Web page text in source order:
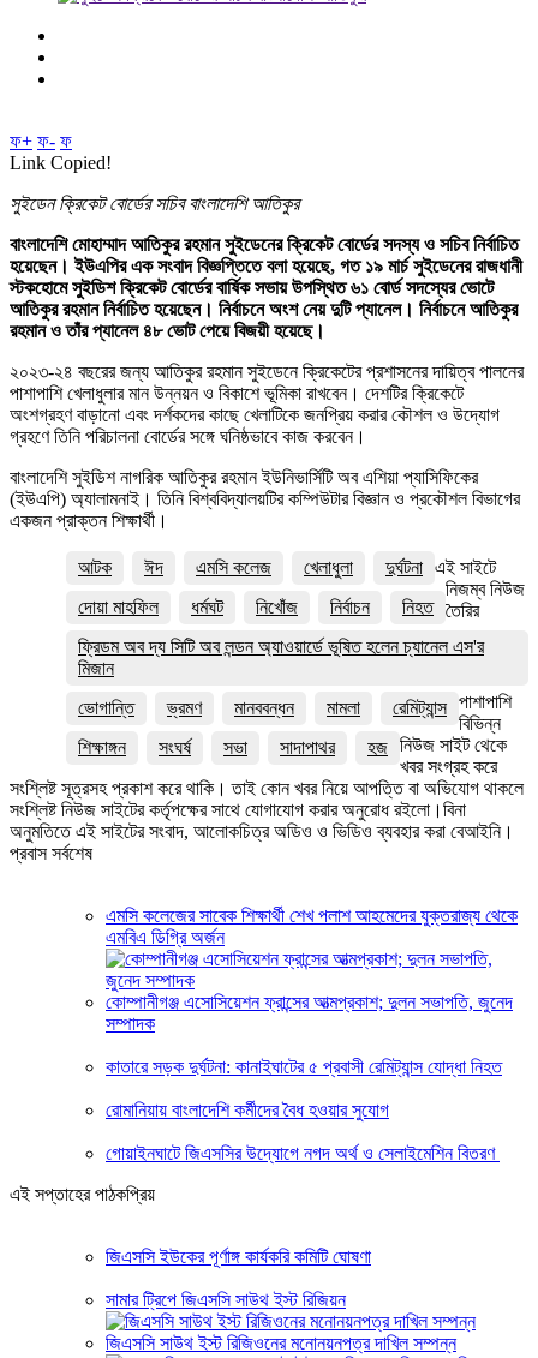
ফ+ ফ- ফ
Link Copied!
সুইডেন ক্রিকেট বোর্ডের সচিব বাংলাদেশি আতিকুর
বাংলাদেশি মোহাম্মাদ আতিকুর রহমান সুইডেনের ক্রিকেট বোর্ডের সদস্য ও সচিব নির্বাচিত
হয়েছেন। ইউএপির এক সংবাদ বিজ্ঞপ্তিতে বলা হয়েছে, গত ১৯ মার্চ সুইডেনের রাজধানী
স্টকহোমে সুইডিশ ক্রিকেট বোর্ডের বার্ষিক সভায় উপস্থিত ৬১ বোর্ড সদস্যের ভোটে
আতিকুর রহমান নির্বাচিত হয়েছেন। নির্বাচনে অংশ নেয় দুটি প্যানেল। নির্বাচনে আতিকুর
রহমান ও তাঁর প্যানেল ৪৮ ভোট পেয়ে বিজয়ী হয়েছে।
২০২৩-২৪ বছরের জন্য আতিকুর রহমান সুইডেনে ক্রিকেটের প্রশাসনের দায়িত্ব পালনের
পাশাপাশি খেলাধুলার মান উন্নয়ন ও বিকাশে ভূমিকা রাখবেন। দেশটির ক্রিকেটে
অংশগ্রহণ বাড়ানো এবং দর্শকদের কাছে খেলাটিকে জনপ্রিয় করার কৌশল ও উদ্যোগ
গ্রহণে তিনি পরিচালনা বোর্ডের সঙ্গে ঘনিষ্ঠভাবে কাজ করবেন।
বাংলাদেশি সুইডিশ নাগরিক আতিকুর রহমান ইউনিভার্সিটি অব এশিয়া প্যাসিফিকের
(ইউএপি) অ্যালামনাই। তিনি বিশ্ববিদ্যালয়টির কম্পিউটার বিজ্ঞান ও প্রকৌশল বিভাগের
একজন প্রাক্তন শিক্ষার্থী।
আটক ঈদ এমসি কলেজ খেলাধুলা
দুর্ঘটনা
দোয়া মাহফিল
ধর্মঘট নিখোঁজ নির্বাচন
নিহত
ফ্রিডম অব দ্য সিটি অব লন্ডন অ্যাওয়ার্ডে ভূষিত হলেন চ্যানেল এস'র
মিজান
ভোগান্তি
ভ্রমণ মানববন্ধন মামলা
রেমিট্যান্স
শিক্ষাঙ্গন
সংঘর্ষ সভা সাদাপাথর হজ
এই সাইটে
নিজম্ব নিউজ
তৈরির
পাশাপাশি
বিভিন্ন
নিউজ সাইট থেকে
খবর সংগ্রহ করে
সংশ্লিষ্ট সূত্রসহ প্রকাশ করে থাকি। তাই কোন খবর নিয়ে আপত্তি বা অভিযোগ থাকলে
সংশ্লিষ্ট নিউজ সাইটের কর্তৃপক্ষের সাথে যোগাযোগ করার অনুরোধ রইলো।বিনা
অনুমতিতে এই সাইটের সংবাদ, আলোকচিত্র অডিও ও ভিডিও ব্যবহার করা বেআইনি।
প্রবাস সর্বশেষ
এমসি কলেজের সাবেক শিক্ষার্থী শেখ পলাশ আহমেদের যুক্তরাজ্য থেকে
এমবিএ ডিগ্রি অর্জন
কোম্পানীগঞ্জ এসোসিয়েশন ফ্রান্সের আত্মপ্রকাশ; দুলন সভাপতি, জুনেদ
সম্পাদক
কাতারে সড়ক দুর্ঘটনা: কানাইঘাটের ৫ প্রবাসী রেমিট্যান্স যোদ্ধা নিহত
রোমানিয়ায় বাংলাদেশি কর্মীদের বৈধ হওয়ার সুযোগ
গোয়াইনঘাটে জিএসসির উদ্যোগে নগদ অর্থ ও সেলাইমেশিন বিতরণ
এই সপ্তাহের পাঠকপ্রিয়
জিএসসি ইউকের পূর্ণাঙ্গ কার্যকরি কমিটি ঘোষণা
সামার ট্রিপে জিএসসি সাউথ ইস্ট রিজিয়ন
জিএসসি সাউথ ইস্ট রিজিওনের মনোনয়নপত্র দাখিল সম্পন্ন